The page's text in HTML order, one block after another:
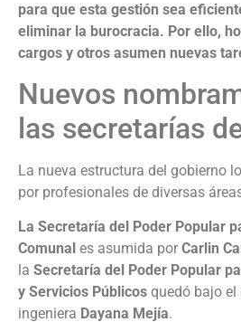
para que esta gestión sea
eliminar la burocracia. Por ello,
cargos y otros asumen nuevas
Nuevos
las secretarías
La nueva estructura del gobierno
por profesionales de diversas
La Secretaría del Poder Popular
Comunal es asumida por Carlin
la Secretaría del Poder Popular
y Servicios Públicos quedó bajo el
ingeniera Dayana Mejía.